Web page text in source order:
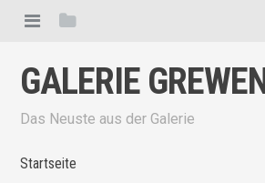
GALERIE
Das Neuste aus der Galerie
Startseite